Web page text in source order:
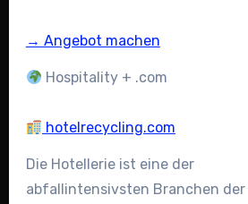
→ Angebot machen
Hospitality + .com
hotelrecycling.com
Die Hotellerie ist eine der
abfallintensivsten Branchen der